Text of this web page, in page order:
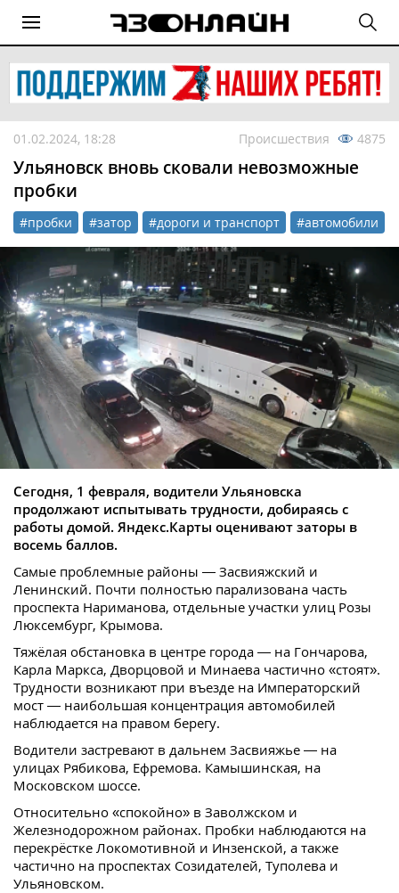
01.02.2024, 18:28 Происшествия 4875
Ульяновск вновь сковали невозможные
пробки
#пробки #затор #дороги и транспорт #автомобили
Сегодня, 1 февраля, водители Ульяновска
продолжают испытывать трудности, добираясь с
работы домой. Яндекс.Карты оценивают заторы в
восемь баллов.
Самые проблемные районы — Засвияжский и
Ленинский. Почти полностью парализована часть
проспекта Нариманова, отдельные участки улиц Розы
Люксембург, Крымова.
Тяжёлая обстановка в центре города — на Гончарова,
Карла Маркса, Дворцовой и Минаева частично «стоят».
Трудности возникают при въезде на Императорский
мост — наибольшая концентрация автомобилей
наблюдается на правом берегу.
Водители застревают в дальнем Засвияжье — на
улицах Рябикова, Ефремова. Камышинская, на
Московском шоссе.
Относительно «спокойно» в Заволжском и
Железнодорожном районах. Пробки наблюдаются на
перекрёстке Локомотивной и Инзенской, а также
частично на проспектах Созидателей, Туполева и
Ульяновском.